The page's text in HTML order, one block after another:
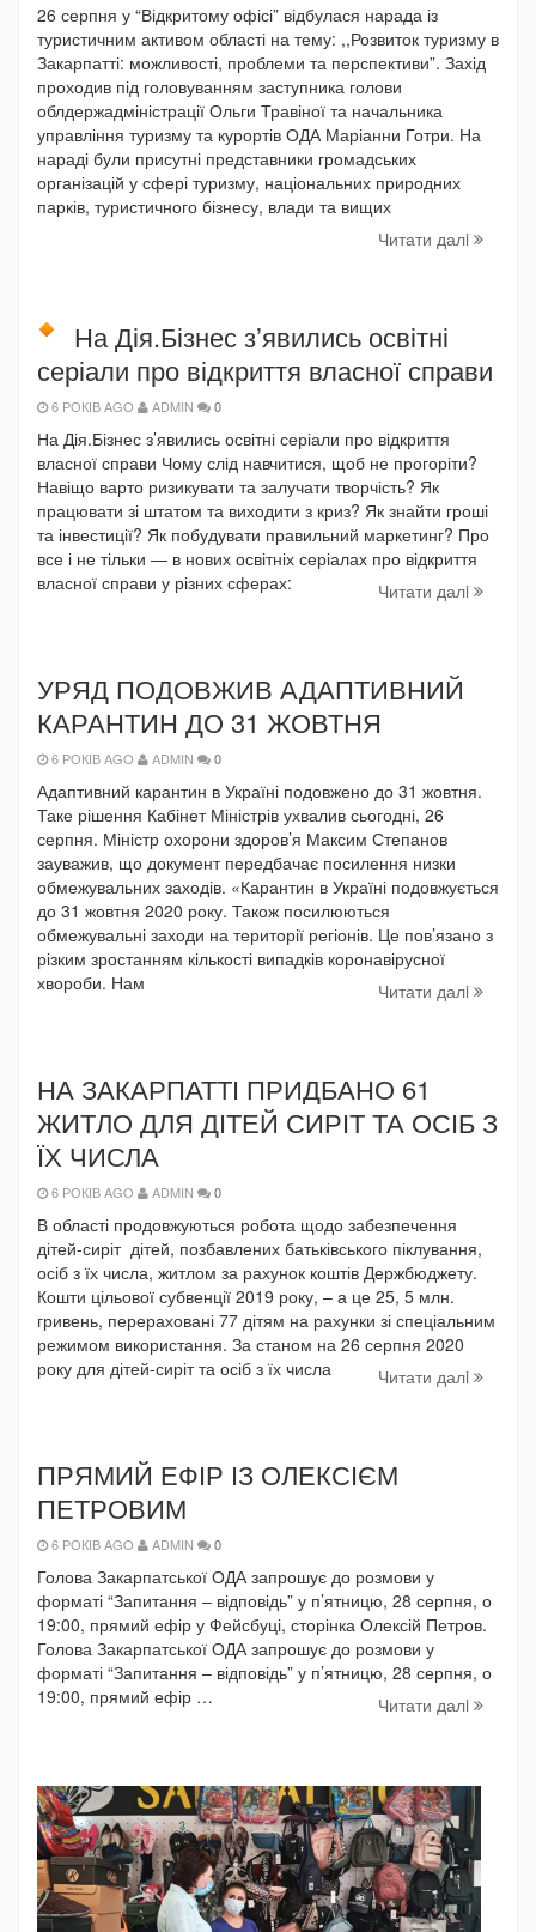
26 серпня у “Відкритому офісі” відбулася нарада із
туристичним активом області на тему: ,,Розвиток туризму в
Закарпатті: можливості, проблеми та перспективи”. Захід
проходив під головуванням заступника голови
облдержадміністрації Ольги Травіної та начальника
управління туризму та курортів ОДА Маріанни Готри. На
нараді були присутні представники громадських
організацій у сфері туризму, національних природних
парків, туристичного бізнесу, влади та вищих
Читати далi
На Дія.Бізнес з’явились освітні
серіали про відкриття власної справи
6 РОКІВ AGO ADMIN 0
На Дія.Бізнес з’явились освітні серіали про відкриття
власної справи Чому слід навчитися, щоб не прогоріти?
Навіщо варто ризикувати та залучати творчість? Як
працювати зі штатом та виходити з криз? Як знайти гроші
та інвестиції? Як побудувати правильний маркетинг? Про
все і не тільки — в нових освітніх серіалах про відкриття
власної справи у різних сферах:
Читати далi
УРЯД ПОДОВЖИВ АДАПТИВНИЙ
КАРАНТИН ДО 31 ЖОВТНЯ
6 РОКІВ AGO ADMIN 0
Адаптивний карантин в Україні подовжено до 31 жовтня.
Таке рішення Кабінет Міністрів ухвалив сьогодні, 26
серпня. Міністр охорони здоров’я Максим Степанов
зауважив, що документ передбачає посилення низки
обмежувальних заходів. «Карантин в Україні подовжується
до 31 жовтня 2020 року. Також посилюються
обмежувальні заходи на території регіонів. Це пов’язано з
різким зростанням кількості випадків коронавірусної
хвороби. Нам
Читати далi
НА ЗАКАРПАТТІ ПРИДБАНО 61
ЖИТЛО ДЛЯ ДІТЕЙ СИРІТ ТА ОСІБ З
ЇХ ЧИСЛА
6 РОКІВ AGO ADMIN 0
В області продовжуються робота щодо забезпечення
дітей-сиріт дітей, позбавлених батьківського піклування,
осіб з їх числа, житлом за рахунок коштів Держбюджету.
Кошти цільової субвенції 2019 року, – а це 25, 5 млн.
гривень, перераховані 77 дітям на рахунки зі спеціальним
режимом використання. За станом на 26 серпня 2020
року для дітей-сиріт та осіб з їх числа
Читати далi
ПРЯМИЙ ЕФІР ІЗ ОЛЕКСІЄМ
ПЕТРОВИМ
6 РОКІВ AGO ADMIN 0
Голова Закарпатської ОДА запрошує до розмови у
форматі “Запитання – відповідь” у п’ятницю, 28 серпня, о
19:00, прямий ефір у Фейсбуці, сторінка Олексій Петров.
Голова Закарпатської ОДА запрошує до розмови у
форматі “Запитання – відповідь” у п’ятницю, 28 серпня, о
19:00, прямий ефір …
Читати далi